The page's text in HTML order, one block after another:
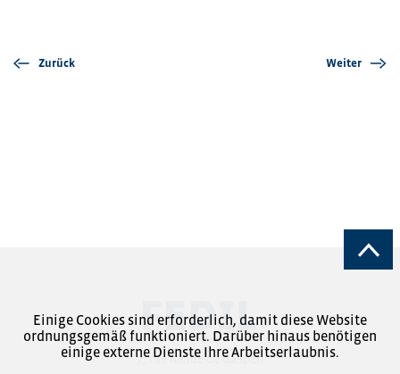
Zurück Weiter
7, rue Alcide de Gasperi
Einige Cookies sind erforderlich, damit diese Website
ordnungsgemäß funktioniert. Darüber hinaus benötigen
einige externe Dienste Ihre Arbeitserlaubnis.